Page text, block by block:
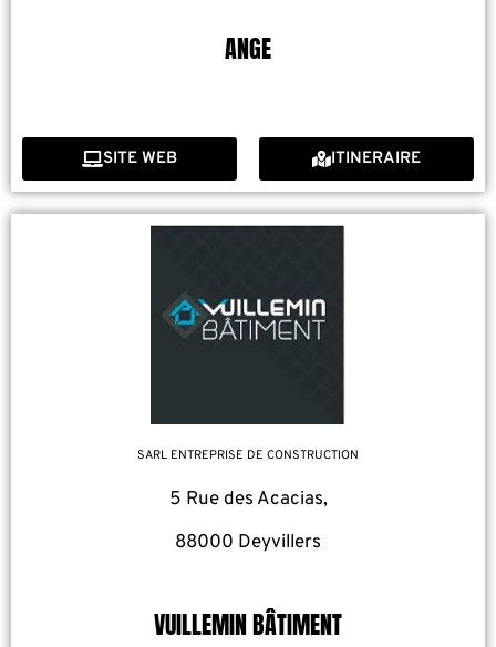
ANGE
ITINERAIRE
SITE WEB
SARL ENTREPRISE DE CONSTRUCTION
5 Rue des Acacias,
88000 Deyvillers
VUILLEMIN BÂTIMENT